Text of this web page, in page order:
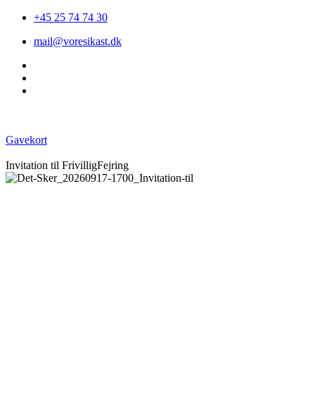
+45 25 74 74 30
mail@voresikast.dk
Gavekort
Invitation til FrivilligFejring